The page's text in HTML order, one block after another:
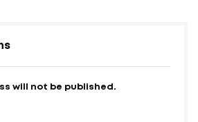
will not be published.